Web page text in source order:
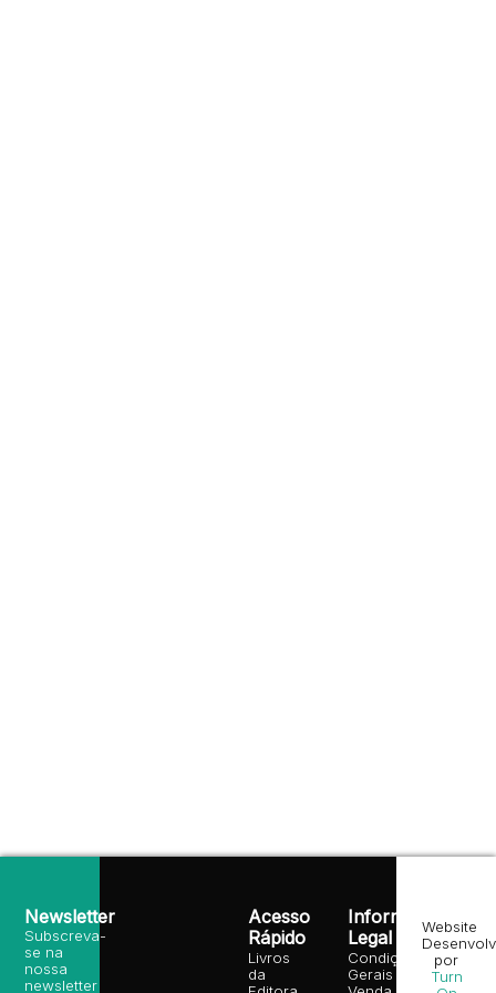
Acesso
Rápido
Livros
da
Informação
Legal
Condições
Gerais de
Newsletter
Subscreva-
se na
nossa
newsletter
Website
por
Turn